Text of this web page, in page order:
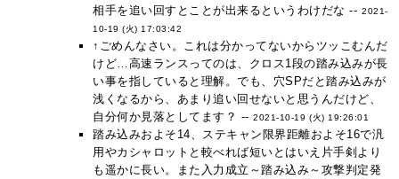
相手を追い回すとことが出来るというわけだな -- 2021-
10-19 (火) 17:03:42
↑ごめんなさい。これは分かってないからツッこむんだ
けど…高速ランスってのは、クロス1段の踏み込みが長
い事を指していると理解。でも、穴SPだと踏み込みが
浅くなるから、あまり追い回せないと思うんだけど、
自分何か見落としてます？ --2021-10-19 (火) 19:26:01
踏み込みおよそ14、ステキャン限界距離およそ16で汎
用やカシャロットと較べれば短いとはいえ片手剣より
も遥かに長い。また入力成立～踏み込み～攻撃判定発